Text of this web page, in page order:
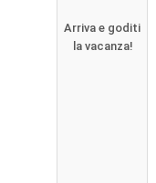
See
Arriva e goditi
la vacanza!